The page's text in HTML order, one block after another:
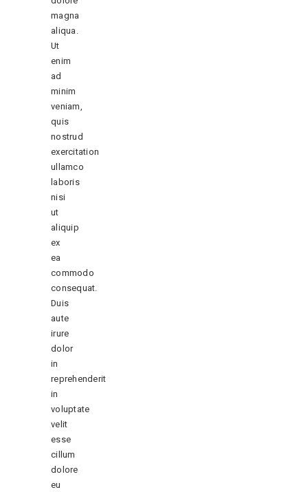
magna
aliqua.
Ut
enim
ad
minim
veniam,
quis
nostrud
exercitation
ullamco
laboris
nisi
ut
aliquip
ex
ea
commodo
consequat.
Duis
aute
irure
dolor
in
reprehenderit
in
voluptate
velit
esse
cillum
dolore
eu